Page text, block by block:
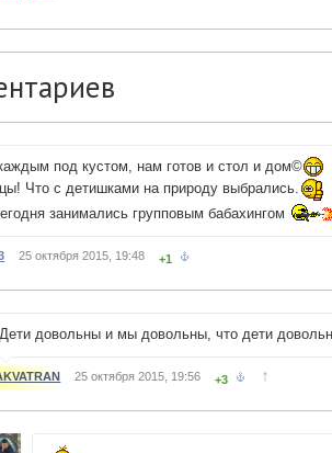
под кустом, нам готов и стол и дом©
Что с детишками на природу выбрались.
занимались групповым бабахингом
25 октября 2015, 19:48 +1
Дети довольны и мы довольны, что дети
25 октября 2015, 19:56 +3 ↑